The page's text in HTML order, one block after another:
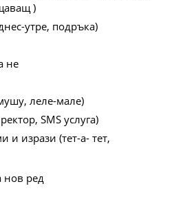
)
утре, подръка)
не
леле-мале)
SMS услуга)
и изрази (тет-а- тет,
нов ред